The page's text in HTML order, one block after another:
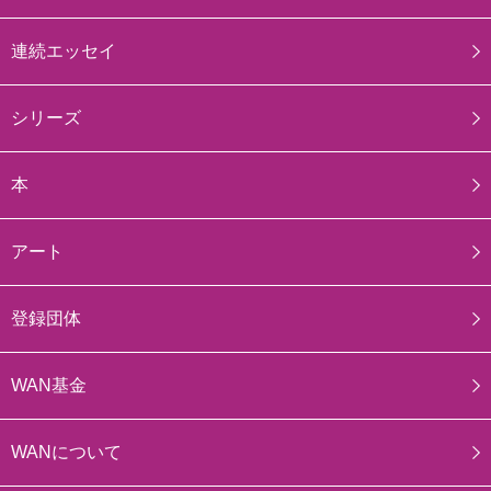
連続エッセイ
シリーズ
本
アート
登録団体
WAN基金
WANについて